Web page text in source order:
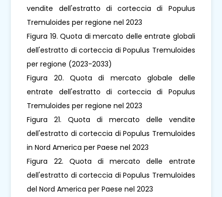
vendite dell'estratto di corteccia di Populus
Tremuloides per regione nel 2023
Figura 19. Quota di mercato delle entrate globali
dell'estratto di corteccia di Populus Tremuloides
per regione (2023-2033)
Figura 20. Quota di mercato globale delle
entrate dell'estratto di corteccia di Populus
Tremuloides per regione nel 2023
Figura 21. Quota di mercato delle vendite
dell'estratto di corteccia di Populus Tremuloides
in Nord America per Paese nel 2023
Figura 22. Quota di mercato delle entrate
dell'estratto di corteccia di Populus Tremuloides
del Nord America per Paese nel 2023